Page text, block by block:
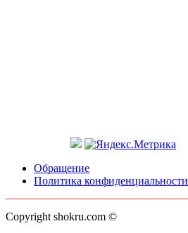
Обращение
Политика конфиденциальности
Copyright shokru.com ©